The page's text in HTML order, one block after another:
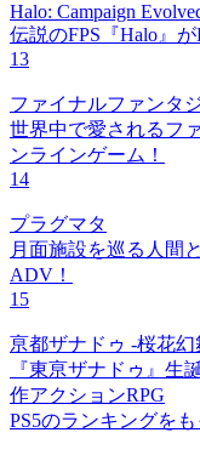
Halo: Campaign
伝説のFPS『Halo』が
13
ファイナルファンタ
世界中で愛されるフ
ンラインゲーム！
14
プラグマタ
月面施設を巡る人間
ADV！
15
亰都ザナドゥ -桜花幻
『東亰ザナドゥ』生
作アクションRPG
PS5のランキングを